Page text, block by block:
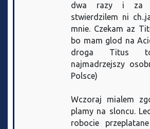
dwa razy i za
stwierdzilem ni
mnie. Czekam az
bo mam glod na
droga Titus to
najmadrzejszy
Polsce)
Wczoraj mialem
plamy na sloncu.
robocie